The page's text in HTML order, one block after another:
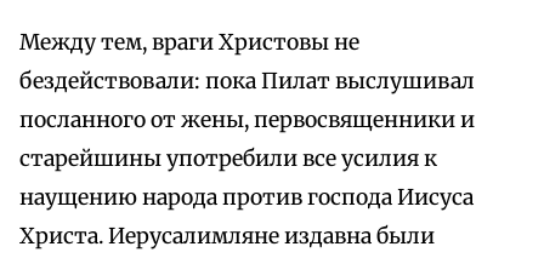
Между тем, враги Христовы не
бездействовали: пока Пилат выслушивал
посланного от жены, первосвященники и
старейшины употребили все усилия к
наущению народа против господа Иисуса
Христа. Иерусалимляне издавна были